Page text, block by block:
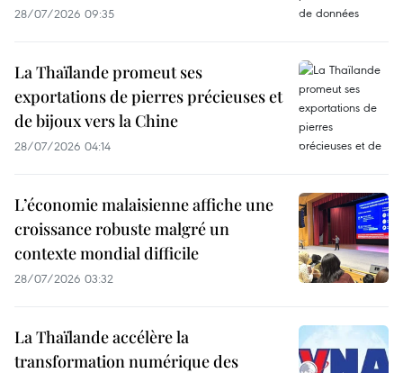
28/07/2026 09:35
La Thaïlande promeut ses
exportations de pierres précieuses et
de bijoux vers la Chine
28/07/2026 04:14
L’économie malaisienne affiche une
croissance robuste malgré un
contexte mondial difficile
28/07/2026 03:32
La Thaïlande accélère la
transformation numérique des